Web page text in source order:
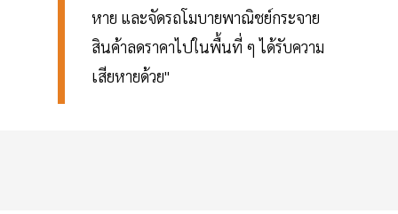
หาย และจัดรถโมบายพาณิชย์กระจาย
สินค้าลดราคาไปในพื้นที่ ๆ ได้รับความ
เสียหายด้วย"